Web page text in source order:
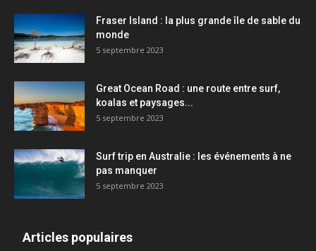
Fraser Island : la plus grande île de sable du
monde
5 septembre 2023
Great Ocean Road : une route entre surf,
koalas et paysages...
5 septembre 2023
Surf trip en Australie : les événements à ne
pas manquer
5 septembre 2023
Articles populaires